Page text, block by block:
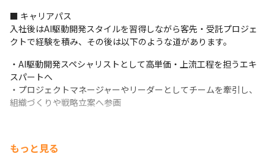
■ キャリアパス
入社後はAI駆動開発スタイルを習得しながら客先・受託プロジェ
クトで経験を積み、その後は以下のような道があります。
・AI駆動開発スペシャリストとして高単価・上流工程を担うエキ
スパートへ
・プロジェクトマネージャーやリーダーとしてチームを牽引し、
組織づくりや戦略立案へ参画
もっと見る